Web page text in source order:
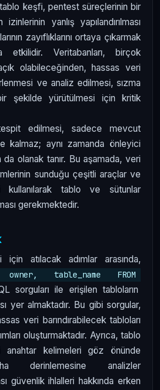
tablo keşfi, pentest süreçlerinin bir
yanlış yapılandırılması
zayıflıklarını ortaya çıkarmak
etkilidir. Veritabanları, birçok
olabileceğinden, hassas veri
ve analiz edilmesi, sızma
şekilde yürütülmesi için kritik
edilmesi, sadece mevcut
kalmaz; aynı zamanda önleyici
da olanak tanır. Bu aşamada, veri
sunduğu çeşitli araçlar ve
kullanılarak tablo ve sütunlar
gerekmektedir.
atılacak adımlar arasında,
owner, table_name FROM
sorguları ile erişilen tabloların
yer almaktadır. Bu gibi sorgular,
veri barındırabilecek tabloları
oluşturmaktadır. Ayrıca, tablo
anahtar kelimeleri göz önünde
derinlemesine analizler
güvenlik ihlalleri hakkında erken